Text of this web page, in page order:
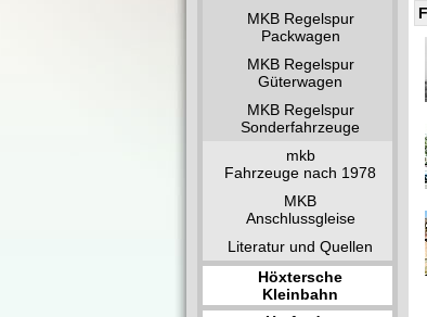
MKB Regelspur
Packwagen
MKB Regelspur
Güterwagen
MKB Regelspur
Sonderfahrzeuge
mkb
Fahrzeuge nach 1978
MKB
Anschlussgleise
Literatur und Quellen
Höxtersche
Kleinbahn